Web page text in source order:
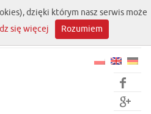


dzięki którym nasz serwis może
się więcej Rozumiem